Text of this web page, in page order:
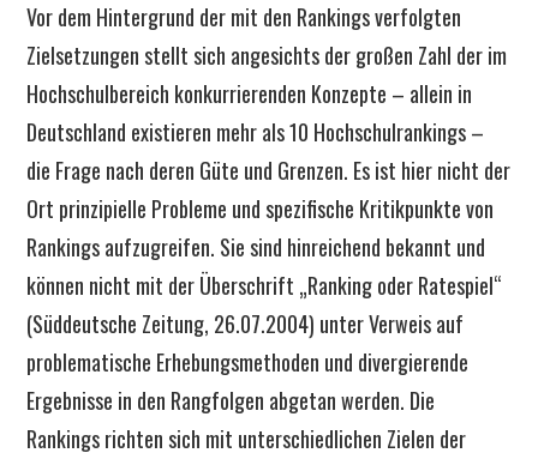
Vor dem Hintergrund der mit den Rankings verfolgten
Zielsetzungen stellt sich angesichts der großen Zahl der im
Hochschulbereich konkurrierenden Konzepte – allein in
Deutschland existieren mehr als 10 Hochschulrankings –
die Frage nach deren Güte und Grenzen. Es ist hier nicht der
Ort prinzipielle Probleme und spezifische Kritikpunkte von
Rankings aufzugreifen. Sie sind hinreichend bekannt und
können nicht mit der Überschrift „Ranking oder Ratespiel“
(Süddeutsche Zeitung, 26.07.2004) unter Verweis auf
problematische Erhebungsmethoden und divergierende
Ergebnisse in den Rangfolgen abgetan werden. Die
Rankings richten sich mit unterschiedlichen Zielen der